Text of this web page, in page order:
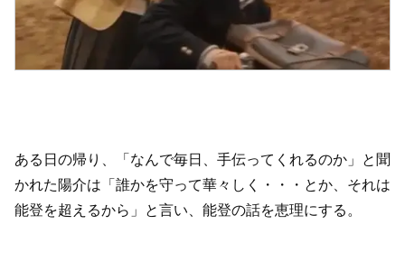
ある日の帰り、「なんで毎日、手伝ってくれるのか」と聞
かれた陽介は「誰かを守って華々しく・・・とか、それは
能登を超えるから」と言い、能登の話を恵理にする。